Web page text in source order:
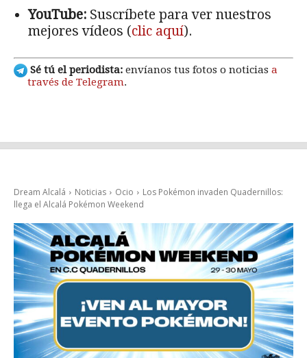
YouTube: Suscríbete para ver nuestros
mejores vídeos (clic aquí).
Sé tú el periodista: envíanos tus fotos o noticias a
través de Telegram.